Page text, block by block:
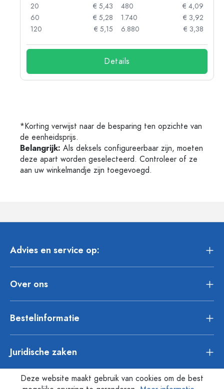
20
€ 5,43
60
€ 5,28
120
€ 5,15
480
€ 4,09
1.740
€ 3,92
6.880
€ 3,38
Details
*Korting verwijst naar de besparing ten opzichte van
de eenheidsprijs.
Belangrijk: Als deksels configureerbaar zijn, moeten
deze apart worden geselecteerd. Controleer of ze
aan uw winkelmandje zijn toegevoegd.
Advies en service op:
Over ons
Bestelinformatie
Juridische zaken
Deze website maakt gebruik van cookies om de best